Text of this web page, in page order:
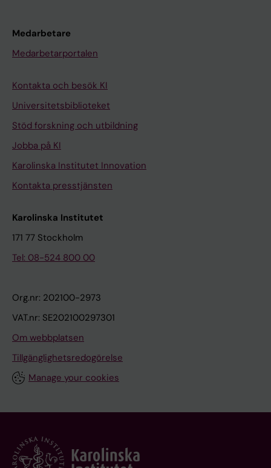
Medarbetare
Medarbetarportalen
Kontakta och besök KI
Universitetsbiblioteket
Stöd forskning och utbildning
Jobba på KI
Karolinska Institutet Innovation
Kontakta presstjänsten
Karolinska Institutet
171 77 Stockholm
Tel: 08-524 800 00
Org.nr: 202100-2973
VAT.nr: SE202100297301
Om webbplatsen
Tillgänglighetsredogörelse
Manage your cookies